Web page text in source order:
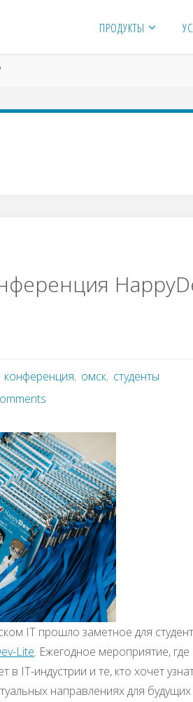
ПРОДУКТЫ
конференция, омск, студенты
IT прошло заметное для
Lite. Ежегодное мероприятие, где
в IT-индустрии и те, кто хочет
направлениях для будущих